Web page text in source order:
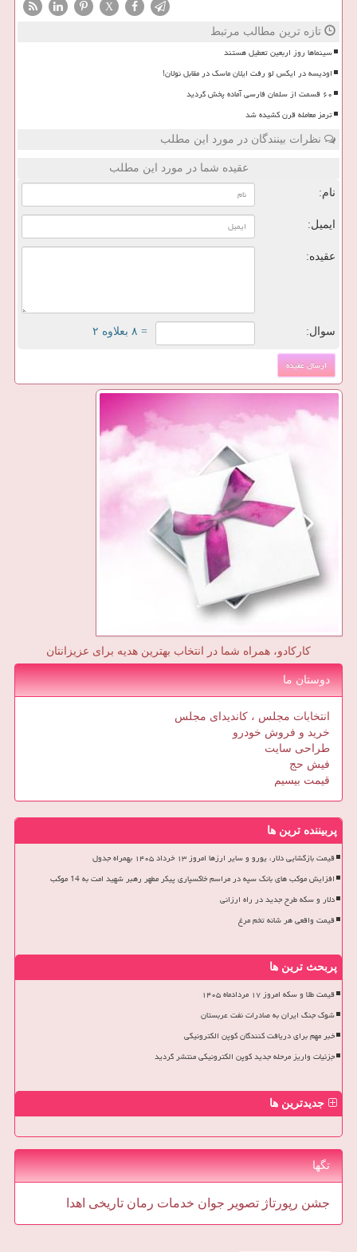
X
تازه ترین مطالب مرتبط
سینماها روز اربعین تعطیل هستند
اودیسه در ایکس لو رفت ایلان ماسک در مقابل نولان!
۶۰ قسمت از سلمان فارسی آماده پخش گردید
ترمز معامله قرن کشیده شد
نظرات بینندگان در مورد این مطلب
عقیده شما در مورد این مطلب
نام:
ایمیل:
عقیده:
سوال: = ۸ بعلاوه ۲
کارکادو، همراه شما در انتخاب بهترین هدیه برای عزیزانتان
دوستان ما
انتخابات مجلس ، کاندیدای مجلس
خرید و فروش خودرو
طراحی سایت
فیش حج
قیمت بیسیم
پربیننده ترین ها
قیمت بازگشایی دلار، یورو و سایر ارزها امروز ۱۳ خرداد ۱۴۰۵ بهمراه جدول
افزایش موکب های بانک سپه در مراسم خاکسپاری پیکر مطهر رهبر شهید امت به 14 موکب
دلار و سکه طرح جدید در راه ارزانی
قیمت واقعی هر شانه تخم مرغ
پربحث ترین ها
قیمت طلا و سکه امروز ۱۷ مردادماه ۱۴۰۵
شوک جنگ ایران به صادرات نفت عربستان
خبر مهم برای دریافت کنندگان کوپن الکترونیکی
جزئیات واریز مرحله جدید کوپن الکترونیکی منتشر گردید
جدیدترین ها
تگها
جشن رپورتاژ تصویر جوان خدمات رمان تاریخی اهدا